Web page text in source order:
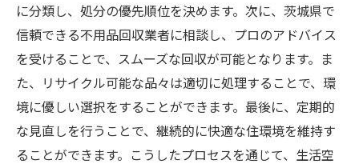
法
に分類し、処分の優先順位を決めます。次に、茨城県で
信頼できる不用品回収業者に相談し、プロのアドバイス
を受けることで、スムーズな回収が可能となります。ま
た、リサイクル可能な品々は適切に処理することで、環
境に優しい選択をすることができます。最後に、定期的
な見直しを行うことで、継続的に快適な住環境を維持す
ることができます。こうしたプロセスを通じて、生活空